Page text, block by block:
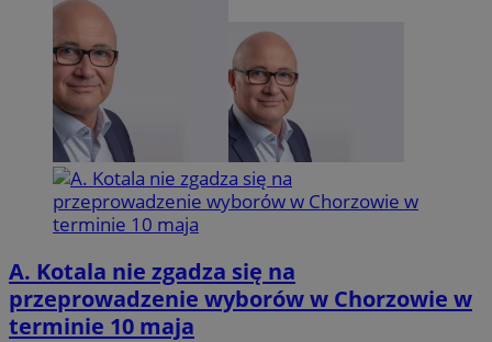
A. Kotala nie zgadza się na
przeprowadzenie wyborów w Chorzowie w
terminie 10 maja